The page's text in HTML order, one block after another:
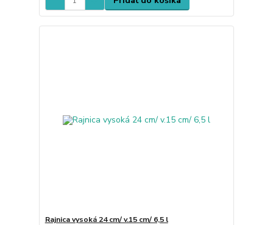
Rajnica vysoká 24 cm/ v.15 cm/ 6,5 l